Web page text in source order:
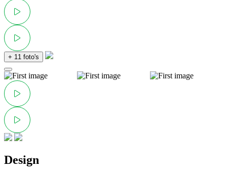
+ 11 foto's
Design